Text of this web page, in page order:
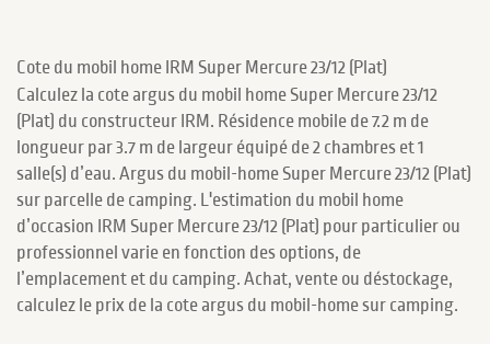
Cote du mobil home IRM Super Mercure 23/12 (Plat)
Calculez la cote argus du mobil home Super Mercure 23/12
(Plat) du constructeur IRM. Résidence mobile de 7.2 m de
longueur par 3.7 m de largeur équipé de 2 chambres et 1
salle(s) d’eau. Argus du mobil-home Super Mercure 23/12 (Plat)
sur parcelle de camping. L'estimation du mobil home
d’occasion IRM Super Mercure 23/12 (Plat) pour particulier ou
professionnel varie en fonction des options, de
l’emplacement et du camping. Achat, vente ou déstockage,
calculez le prix de la cote argus du mobil-home sur camping.